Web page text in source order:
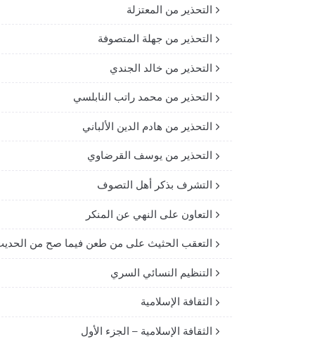
التحذير من المعتزلة
التحذير من جهلة المتصوفة
التحذير من خالد الجندي
التحذير من محمد راتب النابلسي
التحذير من هادم الدين الألباني
التحذير من يوسف القرضاوي
التشرف بذكر أهل التصوف
التعاون على النهي عن المنكر
التعقب الحثيث على من طعن فيما صح من
التنظيم النسائي السري
الثقافة الإسلامية
الثقافة الإسلامية – الجزء الأول